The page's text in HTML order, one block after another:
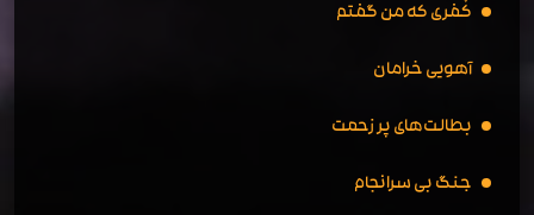
کُفری که من گفتم
آهویی خرامان
بطالت‌های پر زحمت
جنگ بی سرانجام